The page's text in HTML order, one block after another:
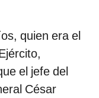
quien era el
el jefe del
César